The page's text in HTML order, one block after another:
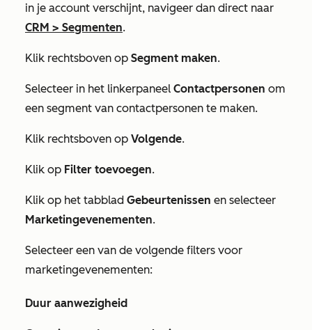
in je account verschijnt, navigeer dan direct naar
CRM > Segmenten.
Klik rechtsboven op Segment maken.
Selecteer in het linkerpaneel Contactpersonen om
een segment van contactpersonen te maken.
Klik rechtsboven op Volgende.
Klik op Filter toevoegen.
Klik op het tabblad Gebeurtenissen en selecteer
Marketingevenementen.
Selecteer een van de volgende filters voor
marketingevenementen:
Duur aanwezigheid